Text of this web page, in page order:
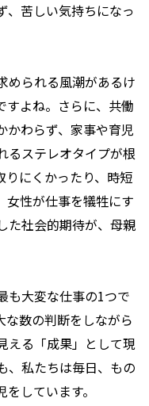
、苦しい気持ちになっ
められる風潮があるけ
すよね。さらに、共働
かわらず、家事や育児
るステレオタイプが根
りにくかったり、時短
女性が仕事を犠牲にす
た社会的期待が、母親
も大変な仕事の1つで
な数の判断をしながら
える「成果」として現
、私たちは毎日、もの
しています。